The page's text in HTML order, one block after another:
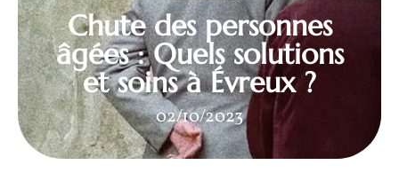
Chute des personnes
âgées : Quels solutions
et soins à Évreux ?
02/10/2023